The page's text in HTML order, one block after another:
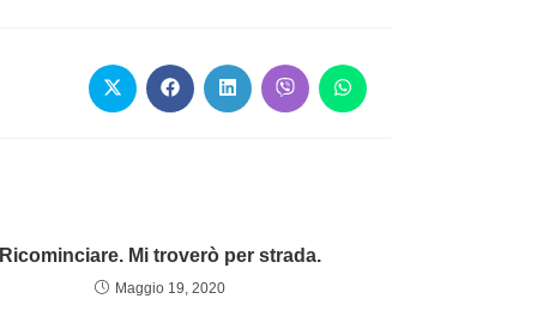
Ricominciare. Mi troverò per strada.
Maggio 19, 2020